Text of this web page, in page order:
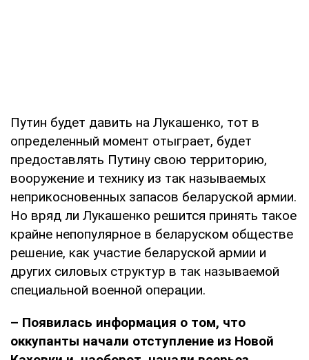
Путин будет давить на Лукашенко, тот в
определенный момент отыграет, будет
предоставлять Путину свою территорию,
вооружение и технику из так называемых
неприкосновенных запасов беларуской армии.
Но вряд ли Лукашенко решится принять такое
крайне непопулярное в беларуском обществе
решение, как участие беларуской армии и
других силовых структур в так называемой
специальной военной операции.
– Появилась информация о том, что
оккупанты начали отступление из Новой